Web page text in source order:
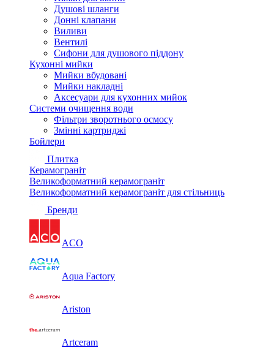
Душові шланги
Донні клапани
Виливи
Вентилі
Сифони для душового піддону
Кухонні мийки
Мийки вбудовані
Мийки накладні
Аксесуари для кухонних мийок
Системи очищення води
Фільтри зворотнього осмосу
Змінні картриджі
Бойлери
Плитка
Керамограніт
Великоформатний керамограніт
Великоформатний керамограніт для стільниць
Бренди
ACO
Aqua Factory
Ariston
Artceram